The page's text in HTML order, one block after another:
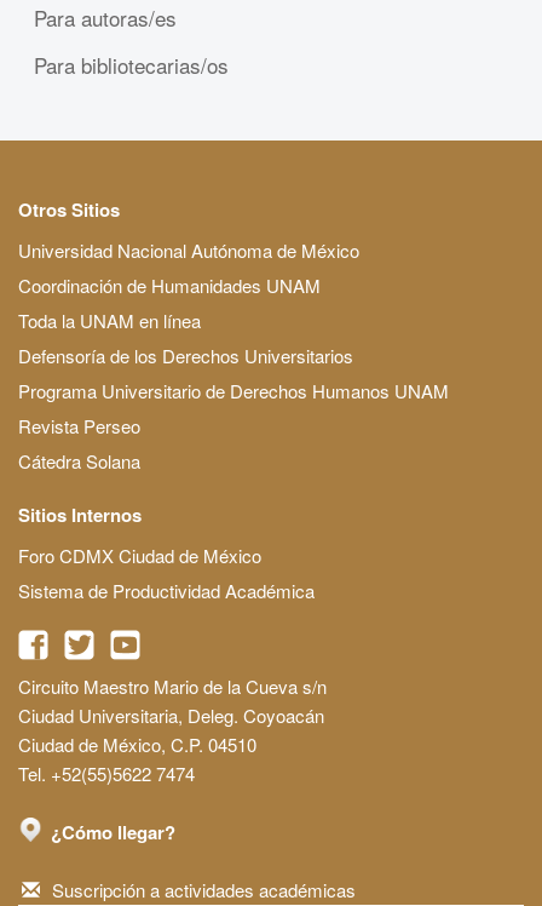
Para autoras/es
Para bibliotecarias/os
Otros Sitios
Universidad Nacional Autónoma de México
Coordinación de Humanidades UNAM
Toda la UNAM en línea
Defensoría de los Derechos Universitarios
Programa Universitario de Derechos Humanos UNAM
Revista Perseo
Cátedra Solana
Sitios Internos
Foro CDMX Ciudad de México
Sistema de Productividad Académica
Circuito Maestro Mario de la Cueva s/n
Ciudad Universitaria, Deleg. Coyoacán
Ciudad de México, C.P. 04510
Tel. +52(55)5622 7474
¿Cómo llegar?
Suscripción a actividades académicas